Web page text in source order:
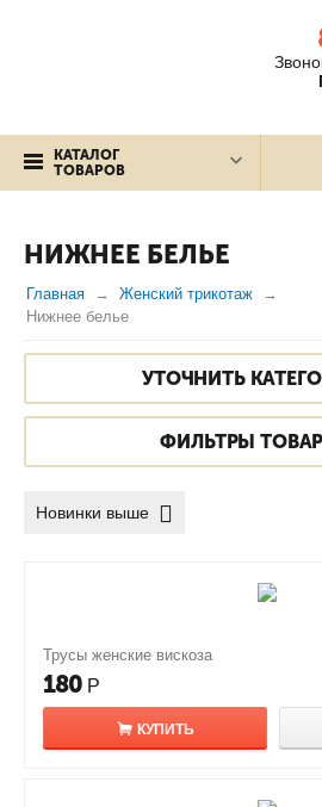
КАТАЛОГ
ТОВАРОВ
НИЖНЕЕ БЕЛЬЕ
Главная
Женский трикотаж
Нижнее белье
УТОЧНИТЬ
ФИЛЬТРЫ
Новинки выше
Трусы женские вискоза
180 Р
КУПИТЬ